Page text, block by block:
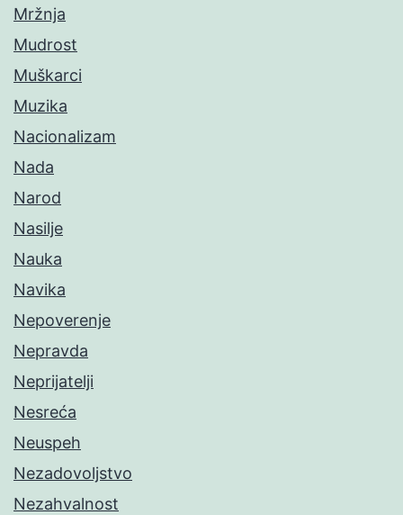
Mržnja
Mudrost
Muškarci
Muzika
Nacionalizam
Nada
Narod
Nasilje
Nauka
Navika
Nepoverenje
Nepravda
Neprijatelji
Nesreća
Neuspeh
Nezadovoljstvo
Nezahvalnost